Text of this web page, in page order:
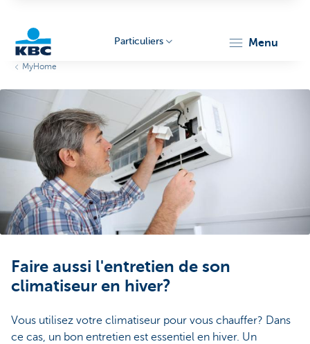
Particuliers menu
MyHome
Faire aussi l'entretien de son
climatiseur en hiver?
Vous utilisez votre climatiseur pour vous chauffer? Dans
ce cas, un bon entretien est essentiel en hiver. Un